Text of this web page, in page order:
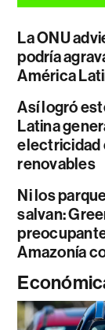
La ONU
podría
América
Así logró
Latina
electricidad
renovables
Ni los
salvan:
Amazonía